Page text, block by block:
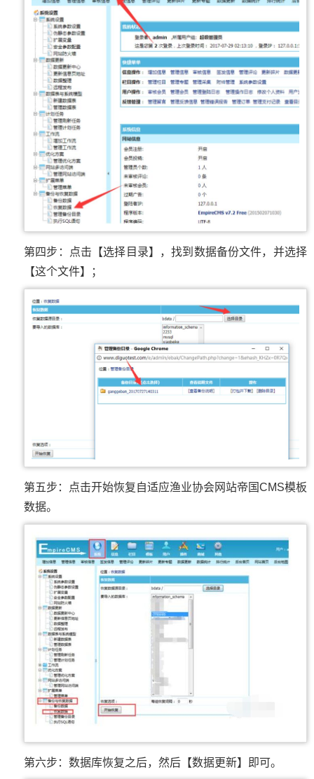
第四步：点击【选择目录】，找到数据备份文件，并选择
【这个文件】；
第五步：点击开始恢复自适应渔业协会网站帝国CMS模板
数据。
第六步：数据库恢复之后，然后【数据更新】即可。